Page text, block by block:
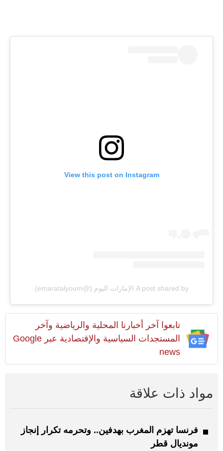
View this post on Instagram
A post shared by الإمارات اليوم (@emaratalyoum)
تابعوا آخر أخبارنا المحلية والرياضية وآخر
المستجدات السياسية والإقتصادية عبر Google
news
مواد ذات علاقة
فرنسا تهزم المغرب بهدفين.. وتحرمه تكرار إنجاز
مونديال قطر